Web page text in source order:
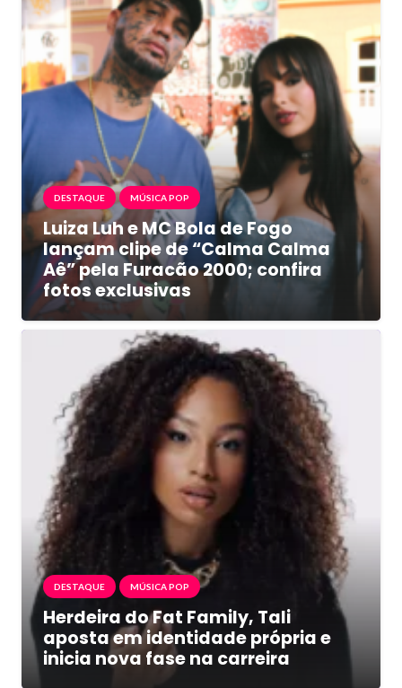
DESTAQUE MÚSICA POP
Luiza Luh e MC Bola de Fogo
lançam clipe de “Calma Calma
Aê” pela Furacão 2000; confira
fotos exclusivas
DESTAQUE MÚSICA POP
Herdeira do Fat Family, Tali
aposta em identidade própria e
inicia nova fase na carreira